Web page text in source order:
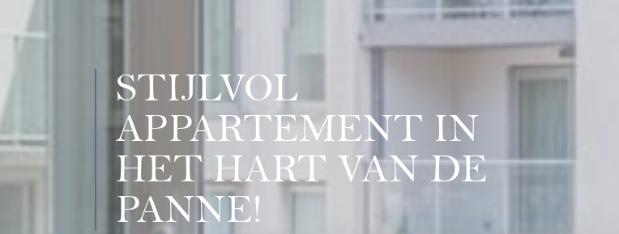
STIJLVOL
APPARTEMENT IN
HET HART VAN DE
PANNE!